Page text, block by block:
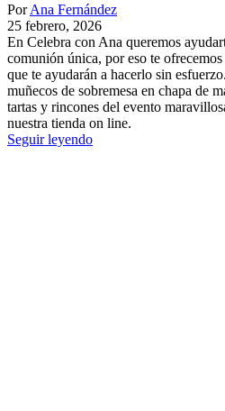
Por Ana Fernández
25 febrero, 2026
En Celebra con Ana queremos
comunión única, por eso te
que te ayudarán a hacerlo sin
muñecos de sobremesa en chapa de
tartas y rincones del evento
nuestra tienda on line.
Seguir leyendo